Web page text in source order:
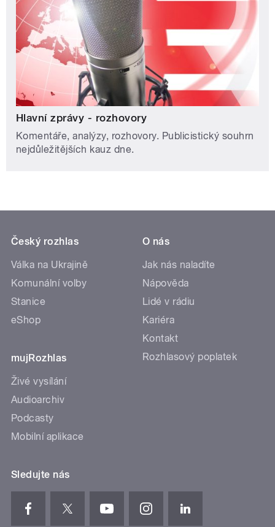
Hlavní zprávy - rozhovory
Komentáře, analýzy, rozhovory. Publicistický souhrn
nejdůležitějších kauz dne.
Český rozhlas
Válka na Ukrajině
Komunální volby
Stanice
eShop
mujRozhlas
Živé vysílání
Audioarchiv
Podcasty
Mobilní aplikace
O nás
Jak nás naladíte
Nápověda
Lidé v rádiu
Kariéra
Kontakt
Rozhlasový poplatek
Sledujte nás